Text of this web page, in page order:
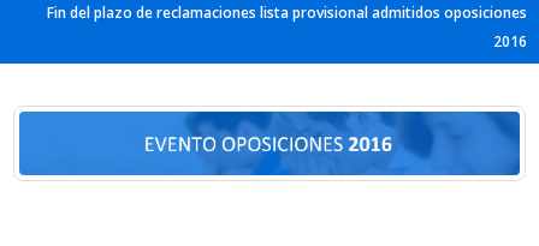
Fin del plazo de reclamaciones lista provisional admitidos oposiciones
2016